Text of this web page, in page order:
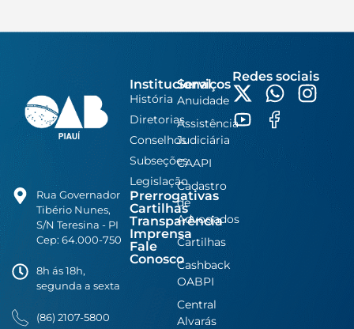
Rua Governador
Tibério Nunes,
S/N Teresina - PI
Cep: 64.000-750
8h ás 18h,
segunda a sexta
(86) 2107-5800
Institucional
História
Diretorias
Conselhos
Subseções
Legislação
Prerrogativas
Cartilhas
Transparência
Imprensa
Fale
Conosco
Serviços
Anuidade
Assistência
Judiciária
CAAPI
Cadastro
de
Advogados
Cartilhas
Cashback
OABPI
Central
Alvarás
Redes sociais